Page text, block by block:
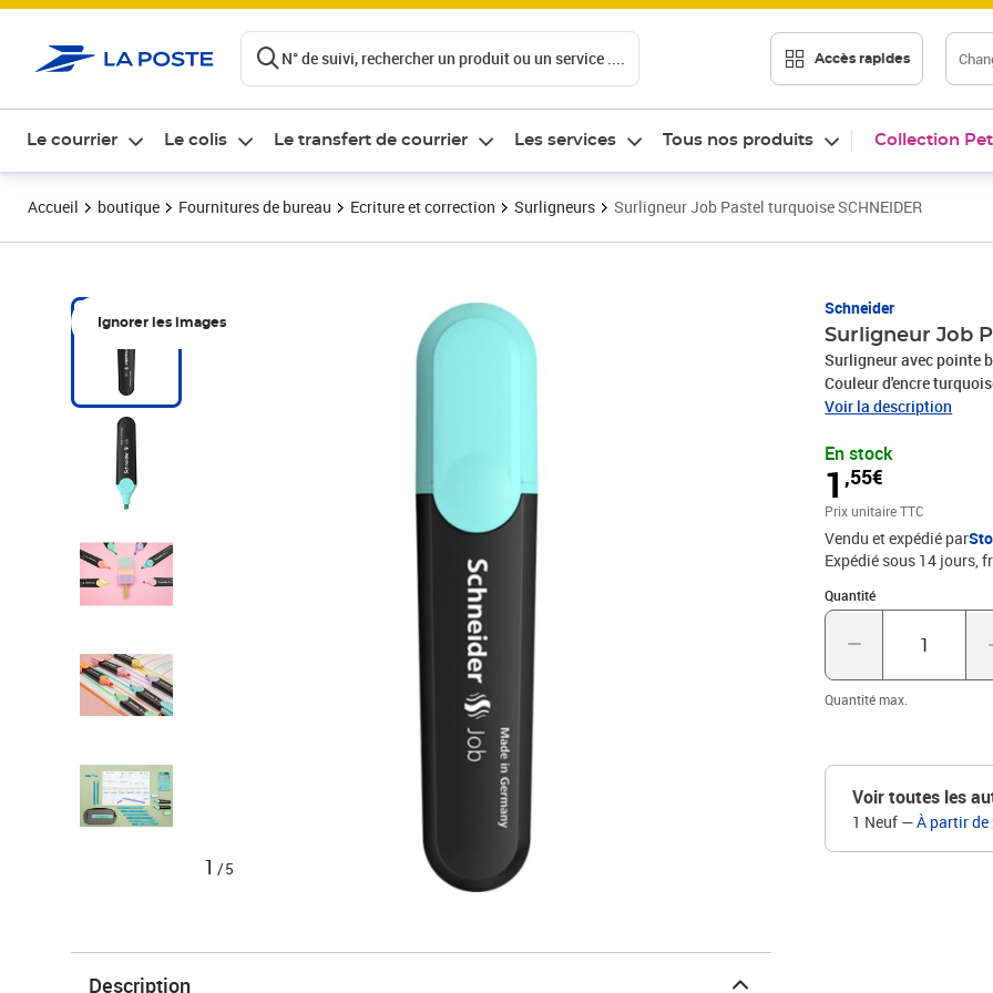
N° de suivi, rechercher un produit ou un service .... Accès rapides
Le courrier Le colis Le transfert de courrier Les services Tous nos produits Collection
Accueil boutique Fournitures de bureau Ecriture et correction Surligneurs Surligneur Job Pastel turquoise SCHNEIDER
Ignorer les images
1 /5
Schneider
Surligneur Job
Surligneur avec pointe
Couleur d'encre
matériaux recyclés, est
la pointe sont en
papier normal,
résistante à la lumière,
l'université ou pour
parfaitement adapté
calligraphie dans le
surligneur job de
Voir la description
En stock
1,55€
Prix 1,55€
Prix unitaire TTC
Vendu et expédié par
Expédié sous 14 jours,
Quantité
Quantité : 1
Quantité max.
Voir toutes les
1 Neuf —À partir de
Description